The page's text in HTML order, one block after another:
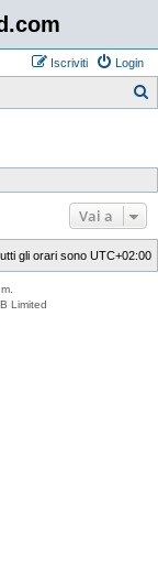
Login
Iscriviti
c
a
Vai a
gli orari sono UTC+02:00
Limited